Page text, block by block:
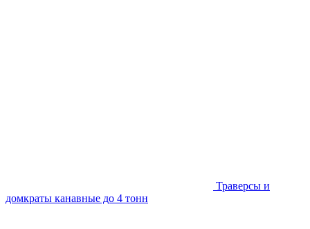
Траверсы и
домкраты канавные до 4 тонн